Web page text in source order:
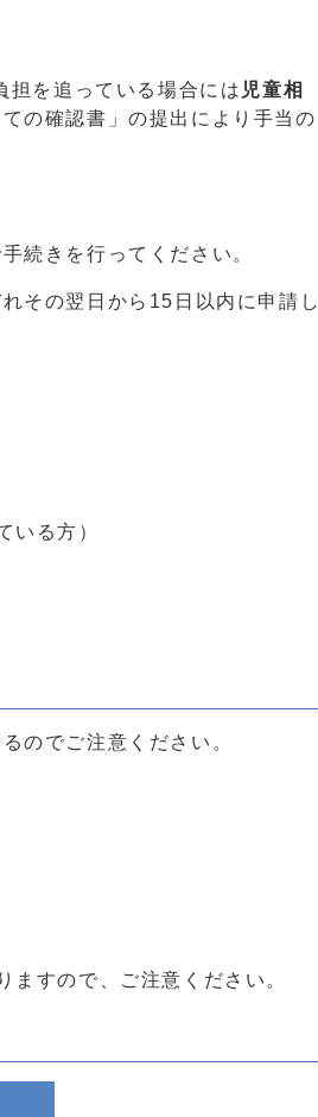
担を追っている場合には 児童相
の確認書」の提出により手当の
続きを行ってください。
その翌日から15日以内に申請し
いる方）
のでご注意ください。
すので、ご注意ください。